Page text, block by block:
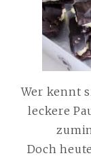
Wer kennt
leckere
Doch